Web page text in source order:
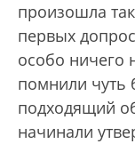
произошла
первых
особо ничего
помнили чуть
подходящий
начинали